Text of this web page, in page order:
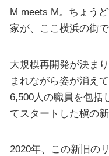
M meets M。ちょう
家が、ここ横浜の街で
大規模再開発が決ま
まれながら姿が消え
6,500人の職員を包括
てスタートした槇の新
2020年、この新旧の